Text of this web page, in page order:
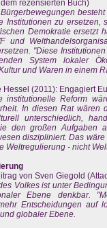
rezensierten Buch)
Institutionen zu
Demokratie ersetzt
und
"Diese
System lokaler
und Waren in einem
Hessel (2011): Engagiert
institutionelle Reform
In diesen Rat wären
unterschiedlich,
den großen Aufgaben
diszipliniert. Das
Weltregulierung - nicht
von Sven Giegold
Volkes ist unter
Ebene denkbar.
Entscheidungen auf
globaler Ebene.